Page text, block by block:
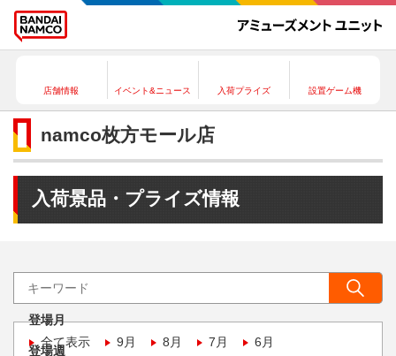
店舗情報 イベント&ニュース 入荷プライズ 設置ゲーム機
namco枚方モール店
入荷景品・プライズ情報
登場月
全て表示
9月 8月 7月 6月
登場週